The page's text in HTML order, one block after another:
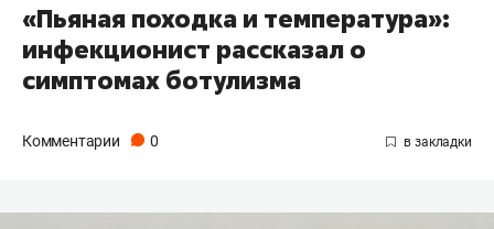
«Пьяная походка и температура»:
инфекционист рассказал о
симптомах ботулизма
Комментарии 0